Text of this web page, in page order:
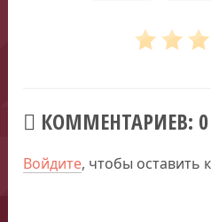
КОММЕНТАРИЕВ: 0
Войдите, чтобы оставить